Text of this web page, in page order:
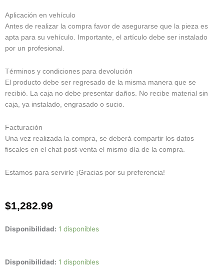
Aplicación en vehículo
Antes de realizar la compra favor de asegurarse que la pieza es
apta para su vehículo. Importante, el artículo debe ser instalado
por un profesional.
Términos y condiciones para devolución
El producto debe ser regresado de la misma manera que se
recibió. La caja no debe presentar daños. No recibe material sin
caja, ya instalado, engrasado o sucio.
Facturación
Una vez realizada la compra, se deberá compartir los datos
fiscales en el chat post-venta el mismo día de la compra.
Estamos para servirle ¡Gracias por su preferencia!
$1,282.99
Disponibilidad: 1 disponibles
Disponibilidad: 1 disponibles
Juego